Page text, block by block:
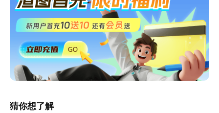
猜你想了解